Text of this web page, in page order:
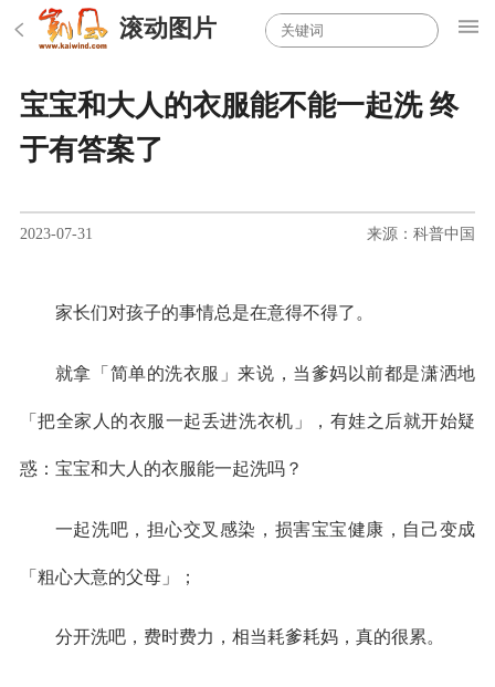
滚动图片
宝宝和大人的衣服能不能一起洗 终
于有答案了
2023-07-31 来源：科普中国
家长们对孩子的事情总是在意得不得了。
就拿「简单的洗衣服」来说，当爹妈以前都是潇洒地
「把全家人的衣服一起丢进洗衣机」，有娃之后就开始疑
惑：宝宝和大人的衣服能一起洗吗？
一起洗吧，担心交叉感染，损害宝宝健康，自己变成
「粗心大意的父母」；
分开洗吧，费时费力，相当耗爹耗妈，真的很累。